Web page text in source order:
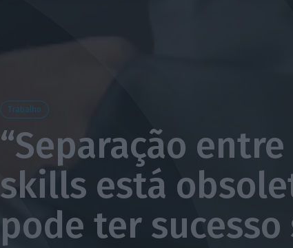
Trabalho
“Separação
skills está
pode ter sucesso